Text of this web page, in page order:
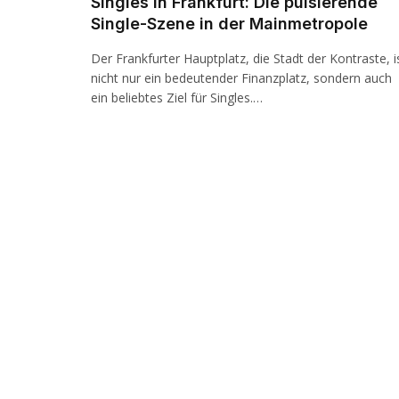
Single-Szene in der Mainmetropole
Der Frankfurter Hauptplatz, die Stadt der Kontraste,
nicht nur ein bedeutender Finanzplatz, sondern auch
ein beliebtes Ziel für Singles.…